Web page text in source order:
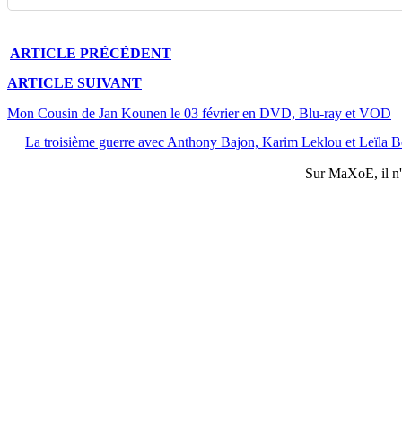
ARTICLE PRÉCÉDENT
ARTICLE SUIVANT
Mon Cousin de Jan Kounen le 03 février en DVD, Blu-ray et VOD
La troisième guerre avec Anthony Bajon, Karim Leklou et Leïla
SurMaXoE, il